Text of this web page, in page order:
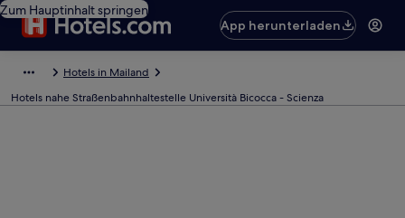
Zum Hauptinhalt springen
App herunterladen
Hotels in Mailand
Hotels nahe Straßenbahnhaltestelle Università Bicocca - Scienza